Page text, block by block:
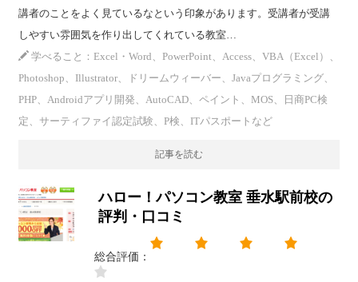
講者のことをよく見ているなという印象があります。受講者が受講
しやすい雰囲気を作り出してくれている教室…
学べること：Excel・Word、PowerPoint、Access、VBA（Excel）、
Photoshop、Illustrator、ドリームウィーバー、Javaプログラミング、
PHP、Androidアプリ開発、AutoCAD、ペイント、MOS、日商PC検
定、サーティファイ認定試験、P検、ITパスポートなど
記事を読む
ハロー！パソコン教室 垂水駅前校の
評判・口コミ
総合評価：